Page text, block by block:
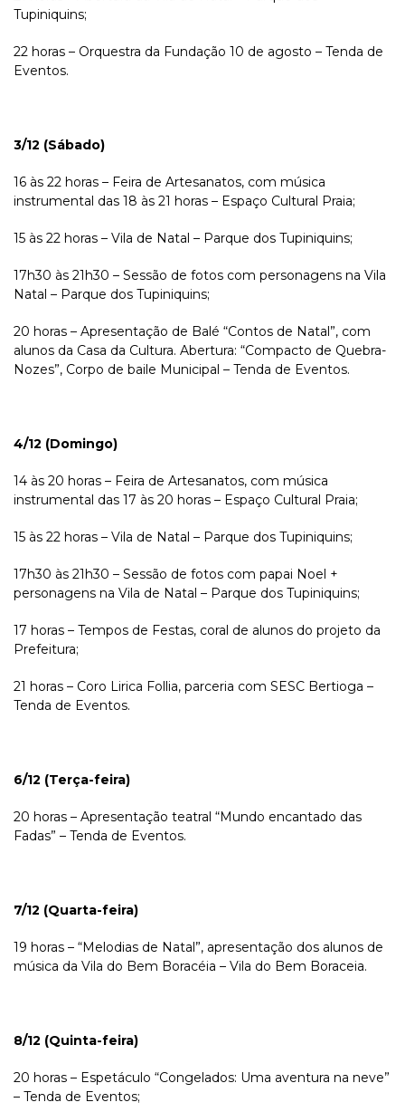
Tupiniquins;
22 horas – Orquestra da Fundação 10 de agosto – Tenda de
Eventos.
3/12 (Sábado)
16 às 22 horas – Feira de Artesanatos, com música
instrumental das 18 às 21 horas – Espaço Cultural Praia;
15 às 22 horas – Vila de Natal – Parque dos Tupiniquins;
17h30 às 21h30 – Sessão de fotos com personagens na Vila
Natal – Parque dos Tupiniquins;
20 horas – Apresentação de Balé “Contos de Natal”, com
alunos da Casa da Cultura. Abertura: “Compacto de Quebra-
Nozes”, Corpo de baile Municipal – Tenda de Eventos.
4/12 (Domingo)
14 às 20 horas – Feira de Artesanatos, com música
instrumental das 17 às 20 horas – Espaço Cultural Praia;
15 às 22 horas – Vila de Natal – Parque dos Tupiniquins;
17h30 às 21h30 – Sessão de fotos com papai Noel +
personagens na Vila de Natal – Parque dos Tupiniquins;
17 horas – Tempos de Festas, coral de alunos do projeto da
Prefeitura;
21 horas – Coro Lirica Follia, parceria com SESC Bertioga –
Tenda de Eventos.
6/12 (Terça-feira)
20 horas – Apresentação teatral “Mundo encantado das
Fadas” – Tenda de Eventos.
7/12 (Quarta-feira)
19 horas – “Melodias de Natal”, apresentação dos alunos de
música da Vila do Bem Boracéia – Vila do Bem Boraceia.
8/12 (Quinta-feira)
20 horas – Espetáculo “Congelados: Uma aventura na neve”
– Tenda de Eventos;